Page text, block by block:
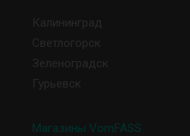
Калининград
Светлогорск
Зеленоградск
Гурьевск
Магазины VomFASS